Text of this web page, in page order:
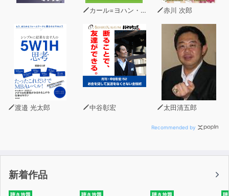
こんな僕にもできたんですから。
です。
【誰もがうらやむ「5つの頭の良さ」が手に入る！】
「よく覚えてるな、そんなこと！」――絶対に忘れない記
憶力
「めっちゃプレゼンうまいよね！」――難しいことも的確
に伝える要約力
解決力
カール=ヨハン・エリーン 赤川 次郎
渡邉 光太郎 中谷彰宏 太田清五郎
Recommended by
新着作品
聴き放題 聴き放題 聴き放題 聴